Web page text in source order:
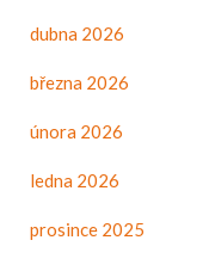
dubna 2026
března 2026
února 2026
ledna 2026
prosince 2025